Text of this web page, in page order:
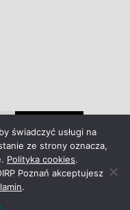
świadczyć usługi na
ze strony oznacza,
Polityka cookies.
Poznań akceptujesz
.